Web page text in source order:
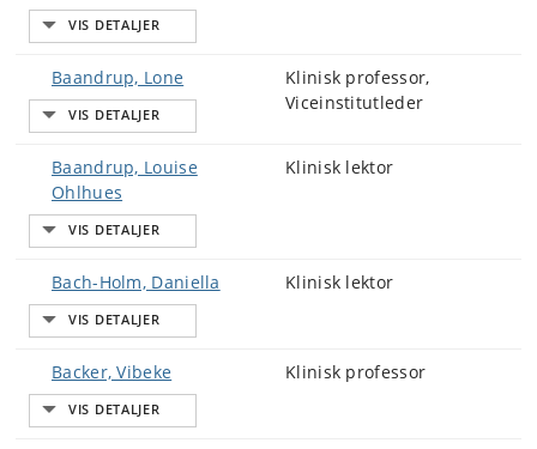
Baandrup, Lone
Klinisk professor,
Viceinstitutleder
Baandrup, Louise
Ohlhues
Klinisk lektor
Bach-Holm, Daniella Klinisk lektor
Backer, Vibeke Klinisk professor